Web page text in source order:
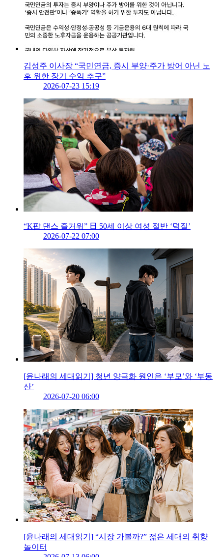
김성주 이사장 “국민연금, 증시 부양·주가 방어 아닌 노
후 위한 장기 수익 추구”
2026-07-23 15:19
“K팝 댄스 즐거워” 日 50세 이상 여성 절반 ‘덕질’
2026-07-22 07:00
[윤나래의 세대읽기] 청년 양극화 원인은 ‘부모’와 ‘부동
산’
2026-07-20 06:00
[윤나래의 세대읽기] “시장 가볼까?” 젊은 세대의 취향
놀이터